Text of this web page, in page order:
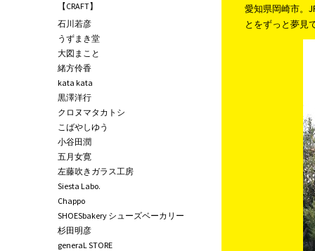
愛知県岡崎市。
とをずっと夢見
【CRAFT】
石川若彦
うずまき堂
大図まこと
緒方伶香
kata kata
黒澤洋行
クロヌマタカトシ
こばやしゆう
小谷田潤
五月女寛
左藤吹きガラス工房
Siesta Labo.
Chappo
SHOESbakery シューズベーカリー
杉田明彦
generaL STORE